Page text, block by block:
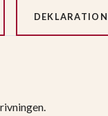
DEKLARATION